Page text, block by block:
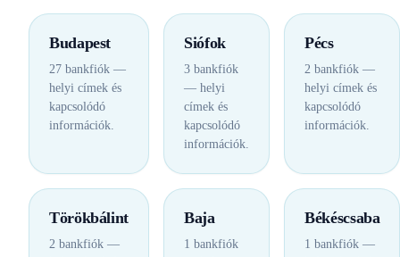
Budapest
27 bankfiók —
helyi címek és
kapcsolódó
információk.
Siófok
3 bankfiók
— helyi
címek és
kapcsolódó
információk.
Pécs
2 bankfiók —
helyi címek és
kapcsolódó
információk.
Törökbálint
2 bankfiók —
Baja
1 bankfiók
Békéscsaba
1 bankfiók —